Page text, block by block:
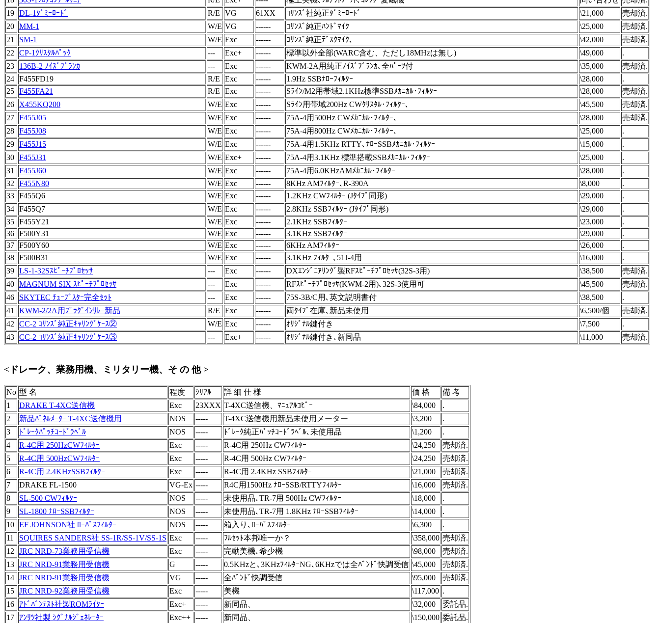
19 DL-1ﾀﾞﾐｰﾛｰﾄﾞ R/E VG 61XX ｺﾘﾝｽﾞ社純正ﾀﾞﾐｰﾛｰﾄﾞ \21,000
売却済.
20 MM-1 W/E VG ------ ｺﾘﾝｽﾞ純正ﾊﾝﾄﾞﾏｲｸ \25,000
売却済.
21
SM-1 W/E Exc ------ ｺﾘﾝｽﾞ純正ﾃﾞｽｸﾏｲｸ､ \42,000
売却済.
22
CP-1ｸﾘｽﾀﾙﾊﾟｯｸ --- Exc+ ------ 標準以外全部(WARC含む、ただし18MHzは無し) \49,000
.
23
136B-2 ﾉｲｽﾞﾌﾞﾗﾝｶ --- Exc ------ KWM-2A用純正ﾉｲｽﾞﾌﾞﾗﾝｶ､全ﾊﾟｰﾂ付 \35,000
売却済.
24 F455FD19 R/E Exc ------ 1.9Hz SSBﾅﾛｰﾌｨﾙﾀｰ \28,000
.
25 F455FA21 R/E Exc ------ Sﾗｲﾝ/M2用帯域2.1KHz標準SSBﾒｶﾆｶﾙ･ﾌｨﾙﾀｰ \28,000
売却済.
26
X455KQ200 W/E Exc ------ Sﾗｲﾝ用帯域200Hz CWｸﾘｽﾀﾙ･ﾌｨﾙﾀｰ､ \45,500
売却済.
27 F455J05 W/E Exc ------ 75A-4用500Hz CWﾒｶﾆｶﾙ･ﾌｨﾙﾀｰ､ \28,000
売却済.
28 F455J08 W/E Exc ------ 75A-4用800Hz CWﾒｶﾆｶﾙ･ﾌｨﾙﾀｰ､ \25,000
.
29 F455J15 W/E Exc ------ 75A-4用1.5KHz RTTY､ﾅﾛｰSSBﾒｶﾆｶﾙ･ﾌｨﾙﾀｰ \15,000
.
30 F455J31 W/E Exc+ ------ 75A-4用3.1KHz 標準搭載SSBﾒｶﾆｶﾙ･ﾌｨﾙﾀｰ \25,000
.
31
F455J60 W/E Exc ------ 75A-4用6.0KHzAMﾒｶﾆｶﾙ･ﾌｨﾙﾀｰ \28,000
.
32
F455N80 W/E Exc ------ 8KHz AMﾌｨﾙﾀｰ､R-390A \8,000
.
33 F455Q6 W/E Exc ------ 1.2KHz CWﾌｨﾙﾀｰ (Jﾀｲﾌﾟ同形) \29,000
.
34 F455Q7 W/E Exc ------ 2.8KHz SSBﾌｨﾙﾀｰ (Jﾀｲﾌﾟ同形) \29,000
.
35 F455Y21 W/E Exc ------ 2.1KHz SSBﾌｨﾙﾀｰ \23,000
.
36 F500Y31 W/E Exc ------ 3.1KHz SSBﾌｨﾙﾀｰ \29,000
.
37 F500Y60 W/E Exc ------ 6KHz AMﾌｨﾙﾀｰ \26,000
.
38 F500B31 W/E Exc ------ 3.1KHz ﾌｨﾙﾀｰ､51J-4用 \16,000
.
39 LS-1-32Sｽﾋﾟｰﾁﾌﾟﾛｾｯｻ --- Exc ------ DXｴﾝｼﾞﾆｱﾘﾝｸﾞ製RFｽﾋﾟｰﾁﾌﾟﾛｾｯｻ(32S-3用) \38,500
売却済.
40 MAGNUM SIX ｽﾋﾟｰﾁﾌﾟﾛｾｯｻ --- Exc ------ RFｽﾋﾟｰﾁﾌﾟﾛｾｯｻ(KWM-2用)､32S-3使用可 \45,500
売却済.
46
SKYTEC ﾁｭｰﾌﾞｽﾀｰ完全ｾｯﾄ --- Exc ------ 75S-3B/C用､英文説明書付 \38,500
.
41
KWM-2/2A用ﾌﾟﾗｸﾞｲﾝﾘﾚｰ新品 R/E Exc ------ 両ﾀｲﾌﾟ在庫､新品未使用 \6,500/個
売却済.
42
CC-2 ｺﾘﾝｽﾞ純正ｷｬﾘﾝｸﾞｹｰｽ② W/E Exc ------ ｵﾘｼﾞﾅﾙ鍵付き \7,500
.
43 CC-2 ｺﾘﾝｽﾞ純正ｷｬﾘﾝｸﾞｹｰｽ③ --- Exc+ ------ ｵﾘｼﾞﾅﾙ鍵付き､新同品 \11,000 売却済.
<ドレーク、業務用機、ミリタリー機、そ の 他 >
No 型 名 程度 ｼﾘｱﾙ 詳 細 仕 様 価 格
備 考
1
DRAKE T-4XC送信機 Exc 23XXX T-4XC送信機、ﾏﾆｭｱﾙｺﾋﾟｰ \84,000
.
2
新品ﾊﾟﾈﾙﾒｰﾀｰ T-4XC送信機用 NOS ----- T-4XC送信機用新品未使用メーター \3,200
.
3
ﾄﾞﾚｰｸﾊﾟｯﾁｺｰﾄﾞﾗﾍﾞﾙ NOS ----- ﾄﾞﾚｰｸ純正ﾊﾟｯﾁｺｰﾄﾞﾗﾍﾞﾙ､未使用品 \1,200
.
4
R-4C用 250HzCWﾌｨﾙﾀｰ Exc ----- R-4C用 250Hz CWﾌｨﾙﾀｰ \24,250
売却済.
5
R-4C用 500HzCWﾌｨﾙﾀｰ Exc ----- R-4C用 500Hz CWﾌｨﾙﾀｰ \24,250
売却済.
6
R-4C用 2.4KHzSSBﾌｨﾙﾀｰ Exc ----- R-4C用 2.4KHz SSBﾌｨﾙﾀｰ \21,000
売却済.
7
DRAKE FL-1500 VG-Ex ----- R4C用1500Hz ﾅﾛｰSSB/RTTYﾌｨﾙﾀｰ \16,000
売却済.
8
SL-500 CWﾌｨﾙﾀｰ NOS ----- 未使用品､TR-7用 500Hz CWﾌｨﾙﾀｰ \18,000
.
9
SL-1800 ﾅﾛｰSSBﾌｨﾙﾀｰ NOS ----- 未使用品､TR-7用 1.8KHz ﾅﾛｰSSBﾌｨﾙﾀｰ \14,000
.
10 EF JOHNSON社 ﾛｰﾊﾟｽﾌｨﾙﾀｰ NOS ----- 箱入り､ﾛｰﾊﾟｽﾌｨﾙﾀｰ \6,300
.
11
SQUIRES SANDERS社 SS-1R/SS-1V/SS-1S Exc ----- ﾌﾙｾｯﾄ本邦唯一か？ \358,000 売却済.
12
JRC NRD-73業務用受信機 Exc ----- 完動美機､希少機 \98,000
売却済.
13 JRC NRD-91業務用受信機 G ----- 0.5KHzと､3KHzﾌｨﾙﾀｰNG､6KHzでは全ﾊﾞﾝﾄﾞ快調受信 \45,000
売却済.
14 JRC NRD-91業務用受信機 VG ----- 全ﾊﾞﾝﾄﾞ快調受信 \95,000
売却済.
15 JRC NRD-92業務用受信機 Exc ----- 美機 \117,000 .
16 ｱﾄﾞﾊﾞﾝﾃｽﾄ社製ROMﾗｲﾀｰ Exc+ ----- 新同品、 \32,000
委託品.
17 ｱﾝﾘﾂ社製 ｼｸﾞﾅﾙｼﾞｪﾈﾚｰﾀｰ Exc++ ----- 新同品、 \150,000 委託品.